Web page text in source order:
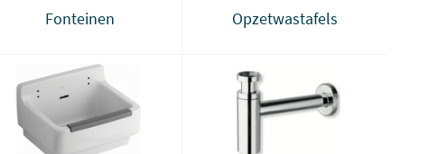
Fonteinen Opzetwastafels